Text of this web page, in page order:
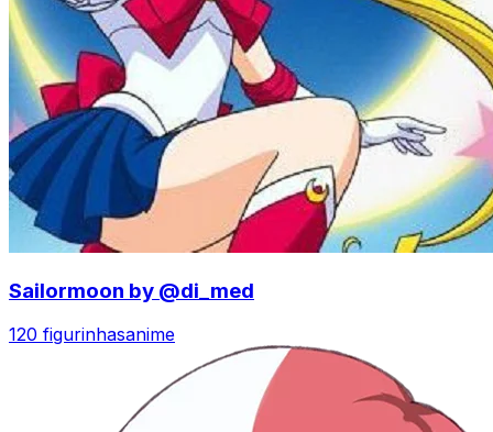
Sailormoon by @di_med
120 figurinhasanime